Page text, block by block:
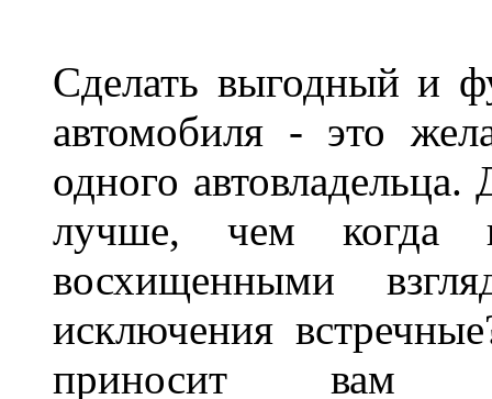
Сделать выгодный и
автомобиля - это
одного
лучше, чем когда
восхищенными
исключения
приносит вам